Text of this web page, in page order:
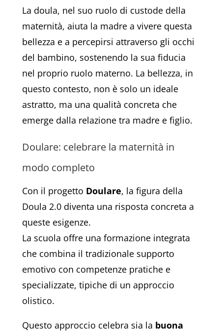
La doula, nel suo ruolo di custode della
maternità, aiuta la madre a vivere questa
bellezza e a percepirsi attraverso gli occhi
del bambino, sostenendo la sua fiducia
nel proprio ruolo materno. La bellezza, in
questo contesto, non è solo un ideale
astratto, ma una qualità concreta che
emerge dalla relazione tra madre e figlio.
Doulare: celebrare la maternità in
modo completo
Con il progetto Doulare, la figura della
Doula 2.0 diventa una risposta concreta a
queste esigenze.
La scuola offre una formazione integrata
che combina il tradizionale supporto
emotivo con competenze pratiche e
specializzate, tipiche di un approccio
olistico.
Questo approccio celebra sia la buona